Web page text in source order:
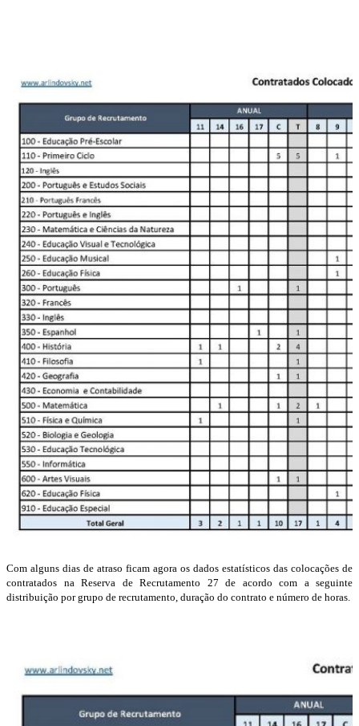
Com alguns dias de atraso ficam agora os dados estatísticos das colocações de
contratados na Reserva de Recrutamento 27 de acordo com a seguinte
distribuição por grupo de recrutamento, duração do contrato e número de horas.